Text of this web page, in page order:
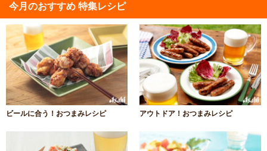
今月のおすすめ 特集レシピ
ビールに合う！おつまみレシピ アウトドア！おつまみレシピ